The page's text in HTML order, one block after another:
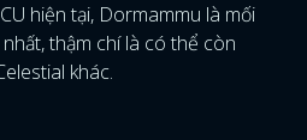
hiện tại, Dormammu là mối
thậm chí là có thể còn
khác.